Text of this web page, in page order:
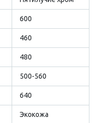
600
460
480
500-560
640
Экокожа